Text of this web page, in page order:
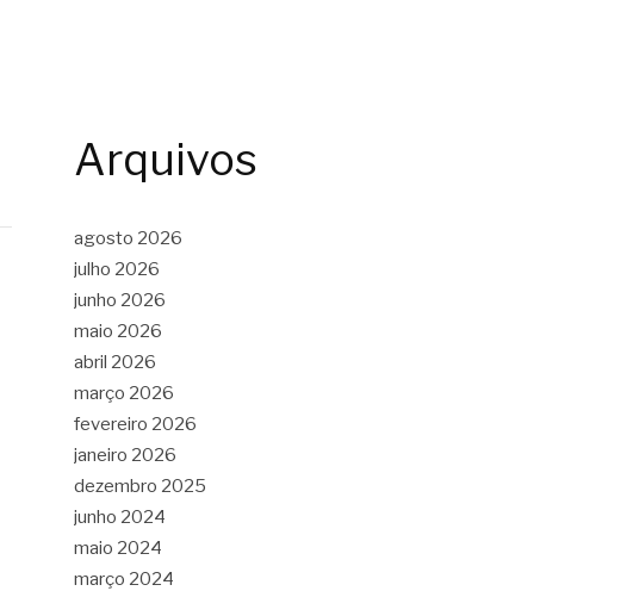
Arquivos
agosto 2026
julho 2026
junho 2026
maio 2026
abril 2026
março 2026
fevereiro 2026
janeiro 2026
dezembro 2025
junho 2024
maio 2024
março 2024